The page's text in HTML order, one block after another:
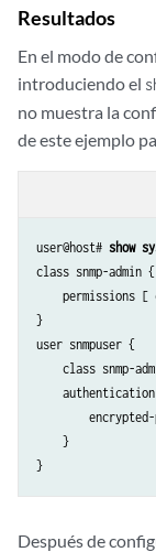
Resultados
En el modo de
introduciendo el
no muestra la
de este ejemplo
user@host# show
class snmp-admin {
permissions [
}
user snmpuser {
class snmp-
    }
Después de